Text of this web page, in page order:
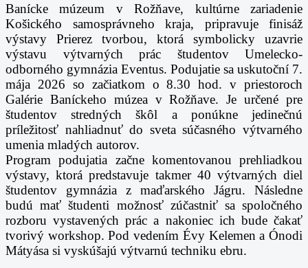
Banícke múzeum v Rožňave, kultúrne zariadenie
Košického samosprávneho kraja, pripravuje finisáž
výstavy Prierez tvorbou, ktorá symbolicky uzavrie
výstavu výtvarných prác študentov Umelecko-
odborného gymnázia Eventus. Podujatie sa uskutoční 7.
mája 2026 so začiatkom o 8.30 hod. v priestoroch
Galérie Baníckeho múzea v Rožňave. Je určené pre
študentov strednýchškôl a ponúkne jedinečnú
príležitosť nahliadnuť do sveta súčasného výtvarného
umenia mladých autorov.
Program podujatia začne komentovanou prehliadkou
výstavy, ktorá predstavuje takmer 40 výtvarných diel
študentov gymnázia z maďarského Jágru. Následne
budú mať študenti možnosť zúčastniť sa spoločného
rozboru vystavených prác a nakoniec ich bude čakať
tvorivý workshop. Pod vedením Évy Kelemen a Ónodi
Mátyása si vyskúšajú výtvarnú techniku ebru.